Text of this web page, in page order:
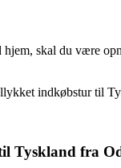
skal du være
indkøbstur til
Tyskland fra